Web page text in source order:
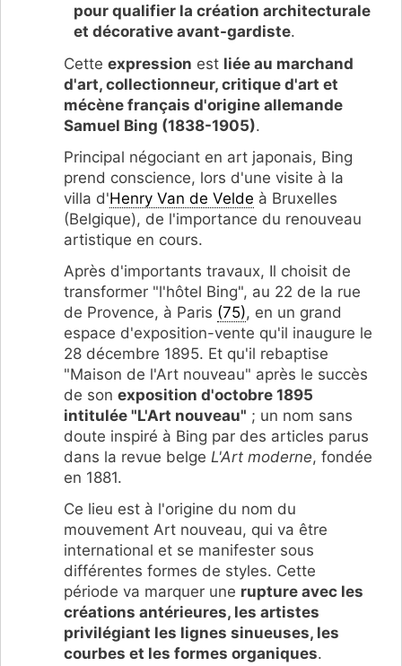
pour qualifier la création architecturale
et décorative avant-gardiste.
Cette expression est liée au marchand
d'art, collectionneur, critique d'art et
mécène français d'origine allemande
Samuel Bing (1838-1905).
Principal négociant en art japonais, Bing
prend conscience, lors d'une visite à la
villa d'Henry Van de Velde à Bruxelles
(Belgique), de l'importance du renouveau
artistique en cours.
Après d'importants travaux, Il choisit de
transformer "l'hôtel Bing", au 22 de la rue
de Provence, à Paris (75), en un grand
espace d'exposition-vente qu'il inaugure le
28 décembre 1895. Et qu'il rebaptise
"Maison de l'Art nouveau" après le succès
de son exposition d'octobre 1895
intitulée "L'Art nouveau" ; un nom sans
doute inspiré à Bing par des articles parus
dans la revue belge L'Art moderne, fondée
en 1881.
Ce lieu est à l'origine du nom du
mouvement Art nouveau, qui va être
international et se manifester sous
différentes formes de styles. Cette
période va marquer une rupture avec les
créations antérieures, les artistes
privilégiant les lignes sinueuses, les
courbes et les formes organiques.